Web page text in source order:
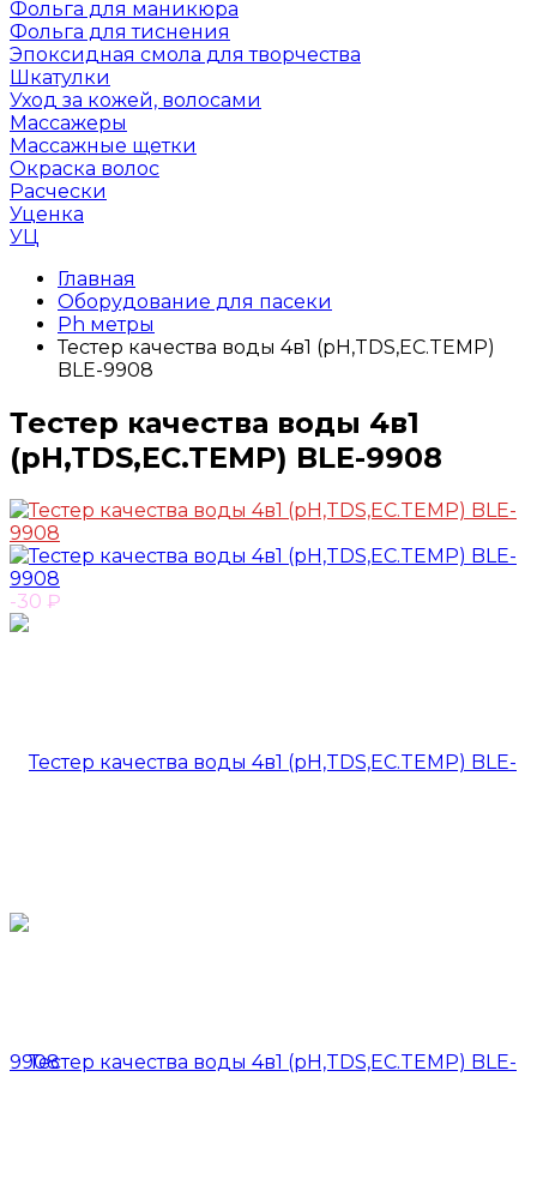
Фольга для маникюра
Фольга для тиснения
Эпоксидная смола для творчества
Шкатулки
Уход за кожей, волосами
Массажеры
Массажные щетки
Окраска волос
Расчески
Уценка
УЦ
Главная
Оборудование для пасеки
Ph метры
Тестер качества воды 4в1 (pH,TDS,EC.TEMP)
BLE-9908
Тестер качества воды 4в1
(pH,TDS,EC.TEMP) BLE-9908
-30 ₽